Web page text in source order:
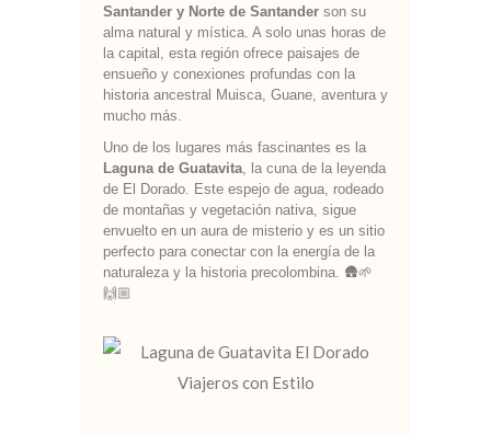
Santander y Norte de Santander son su
alma natural y mística. A solo unas horas de
la capital, esta región ofrece paisajes de
ensueño y conexiones profundas con la
historia ancestral Muisca, Guane, aventura y
mucho más.
Uno de los lugares más fascinantes es la
Laguna de Guatavita, la cuna de la leyenda
de El Dorado. Este espejo de agua, rodeado
de montañas y vegetación nativa, sigue
envuelto en un aura de misterio y es un sitio
perfecto para conectar con la energía de la
naturaleza y la historia precolombina. 🛖🌱
🙌🏼